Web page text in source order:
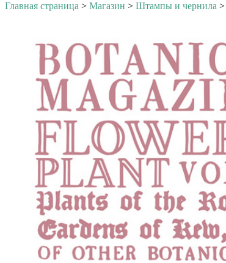
Главная страница > Магазин > Штампы и чернила >